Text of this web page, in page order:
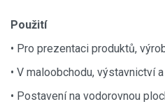
Použití
• Pro prezentaci produktů,
• V maloobchodu, výstavnictví
• Postavení na vodorovnou